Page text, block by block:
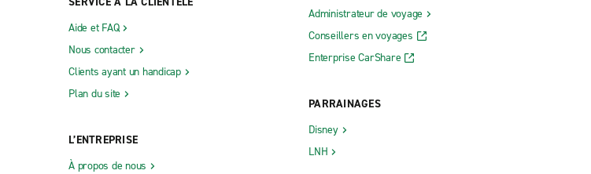
Aide et FAQ
Nous contacter
Clients ayant un handicap
Plan du site
L’ENTREPRISE
À propos de nous
Administrateur de voyage
Conseillers en voyages
Enterprise CarShare
PARRAINAGES
Disney
LNH